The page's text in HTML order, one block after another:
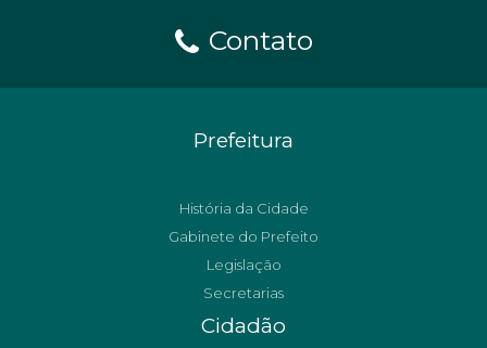
Contato
Prefeitura
História da Cidade
Gabinete do Prefeito
Legislação
Secretarias
Cidadão